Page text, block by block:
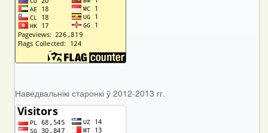
Наведвальнікі старонкі ў 2012-2013 гг.